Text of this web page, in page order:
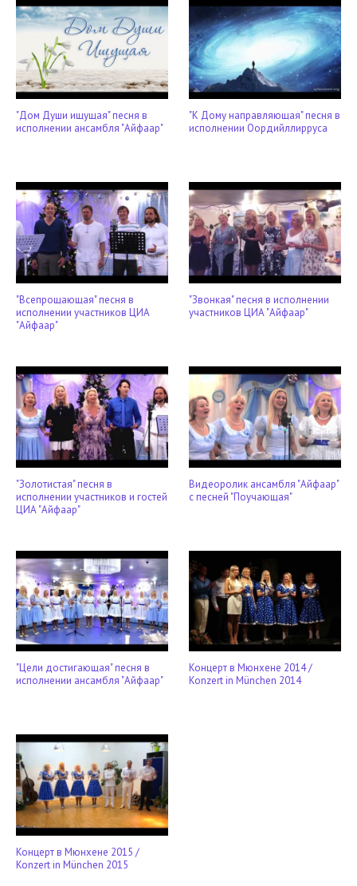
"Дом Души ищущая" песня в
исполнении ансамбля "Айфаар"
"К Дому направляющая" песня в
исполнении Оордийллирруса
"Всепрощающая" песня в
исполнении участников ЦИА
"Айфаар"
"Звонкая" песня в исполнении
участников ЦИА "Айфаар"
"Золотистая" песня в
исполнении участников и гостей
ЦИА "Айфаар"
Видеоролик ансамбля "Айфаар"
с песней "Поучающая"
"Цели достигающая" песня в
исполнении ансамбля "Айфаар"
Концерт в Мюнхене 2014 /
Konzert in München 2014
Концерт в Мюнхене 2015 /
Konzert in München 2015